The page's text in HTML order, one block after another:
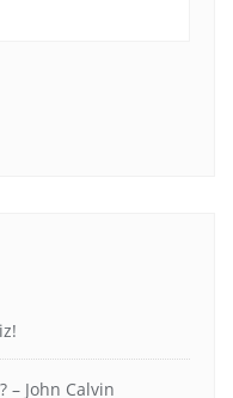
– John Calvin